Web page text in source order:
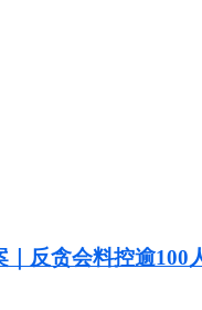
反贪会料控逾100